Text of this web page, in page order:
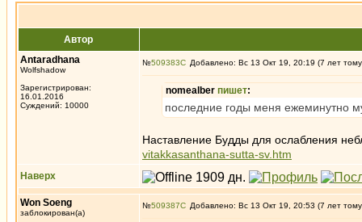
Автор
Antaradhana
Wolfshadow
Зарегистрирован:
16.01.2016
Суждений: 10000
№509383 Добавлено: Вс 13 Окт 19, 20:19 (7 лет
nomealber пишет:
последние годы меня ежеминутно
Наставление Будды для ослабления
vitakkasanthana-sutta-sv.htm
Наверх
Won Soeng
заблокирован(а)
№509387 Добавлено: Вс 13 Окт 19, 20:53 (7 лет